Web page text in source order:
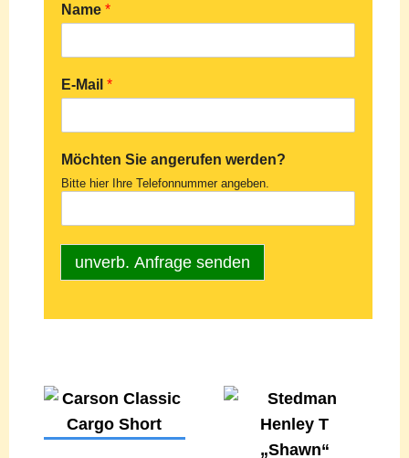
Name *
E-Mail *
Möchten Sie angerufen werden?
Bitte hier Ihre Telefonnummer angeben.
unverb. Anfrage senden